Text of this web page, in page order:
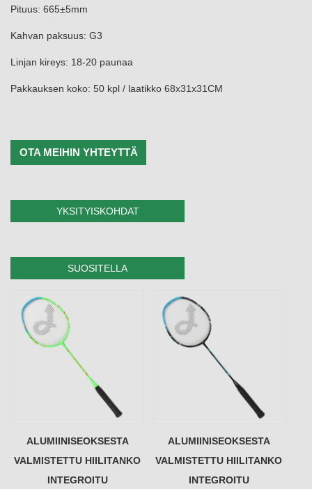
Pituus: 665±5mm
Kahvan paksuus: G3
Linjan kireys: 18-20 paunaa
Pakkauksen koko: 50 kpl / laatikko 68x31x31CM
OTA MEIHIN YHTEYTTÄ
YKSITYISKOHDAT
SUOSITELLA
ALUMIINISEOKSESTA
VALMISTETTU HIILITANKO
INTEGROITU
ALUMIINISEOKSESTA
VALMISTETTU HIILITANKO
INTEGROITU